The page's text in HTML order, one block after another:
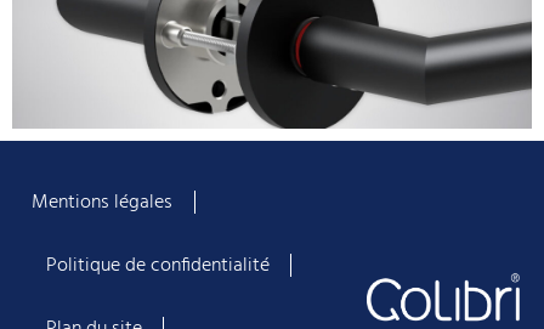
Mentions légales
Politique de confidentialité